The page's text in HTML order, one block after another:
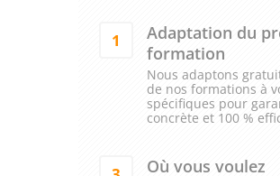
1
Adaptation du
formation
Nous adaptons
de nos formations à
spécifiques pour
concrète et 100 %
Où vous voulez